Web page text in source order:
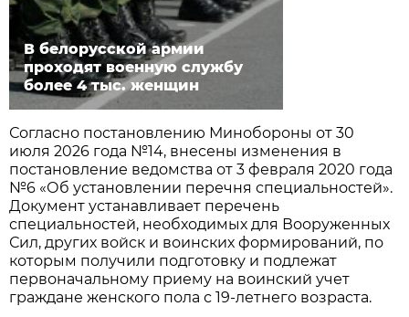
В белорусской армии
проходят военную службу
более 4 тыс. женщин
Согласно постановлению Минобороны от 30
июля 2026 года №14, внесены изменения в
постановление ведомства от 3 февраля 2020 года
№6 «Об установлении перечня специальностей».
Документ устанавливает перечень
специальностей, необходимых для Вооруженных
Сил, других войск и воинских формирований, по
которым получили подготовку и подлежат
первоначальному приему на воинский учет
граждане женского пола с 19-летнего возраста.